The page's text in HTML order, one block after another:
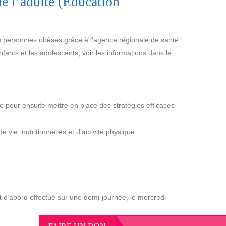
obèses grâce à l’agence régionale de santé
et les adolescents, voir les informations dans le
pour ensuite mettre en place des stratégies efficaces
vie, nutritionnelles et d’activité physique.
effectué sur une demi-journée, le mercredi